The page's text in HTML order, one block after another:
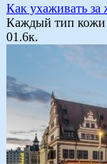
Как ухаживать
Каждый тип кожи
01.6к.